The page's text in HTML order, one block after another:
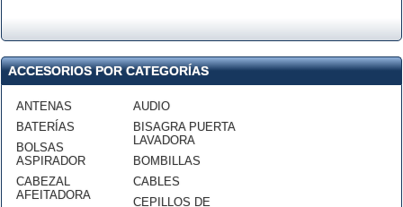
ACCESORIOS POR CATEGORÍAS
ANTENAS
BATERÍAS
BOLSAS
ASPIRADOR
CABEZAL
AFEITADORA
AUDIO
BISAGRA PUERTA
LAVADORA
BOMBILLAS
CABLES
CEPILLOS DE